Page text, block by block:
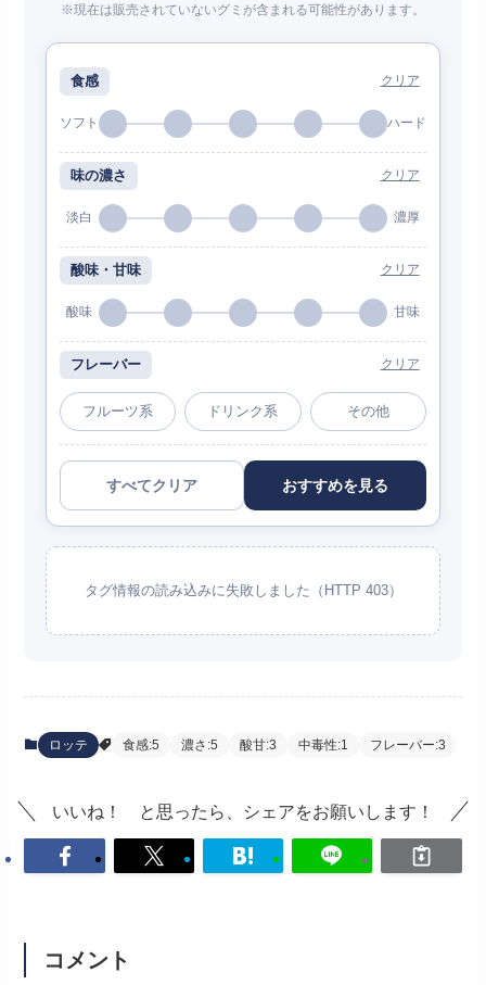
※現在は販売されていないグミが含まれる可能性があります。
食感 クリア
ソフト ハード
味の濃さ クリア
淡白 濃厚
酸味・甘味 クリア
酸味 甘味
フレーバー クリア
フルーツ系 ドリンク系 その他
すべてクリア おすすめを見る
タグ情報の読み込みに失敗しました（HTTP 403）
ロッテ 食感:5 濃さ:5 酸甘:3 中毒性:1 フレーバー:3
いいね！ と思ったら、シェアをお願いします！
コメント